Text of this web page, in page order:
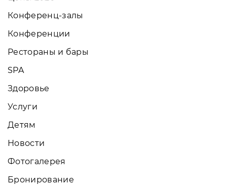
Конференц-залы
Конференции
Рестораны и бары
SPA
Здоровье
Услуги
Детям
Новости
Фотогалерея
Бронирование